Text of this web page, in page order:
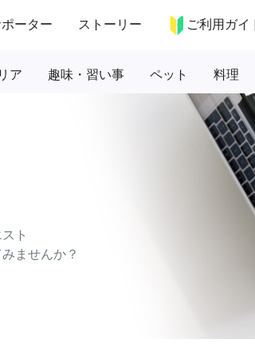
ーター ストーリー ご利用ガイ
ア 趣味・習い事 ペット 料理
ト
ませんか？